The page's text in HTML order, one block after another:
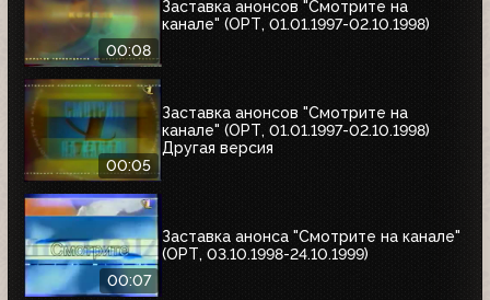
00:08
Заставка анонсов "Смотрите на
канале" (ОРТ, 01.01.1997-02.10.1998)
00:05
Заставка анонсов "Смотрите на
канале" (ОРТ, 01.01.1997-02.10.1998)
Другая версия
00:07
Заставка анонса "Смотрите на канале"
(ОРТ, 03.10.1998-24.10.1999)